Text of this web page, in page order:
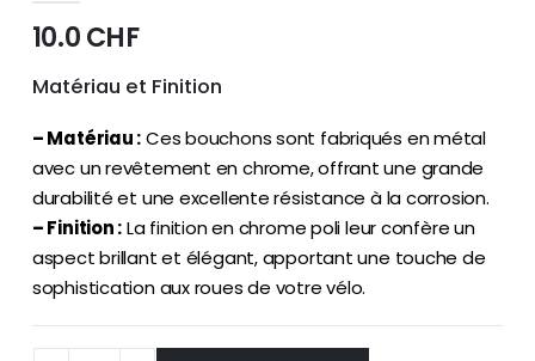
10.0CHF
Matériau et Finition
– Matériau :Ces bouchons sont fabriqués en métal
avec un revêtement en chrome, offrant une grande
durabilité et une excellente résistance à la corrosion.
– Finition :La finition en chrome poli leur confère un
aspect brillant et élégant, apportant une touche de
sophistication aux roues de votre vélo.